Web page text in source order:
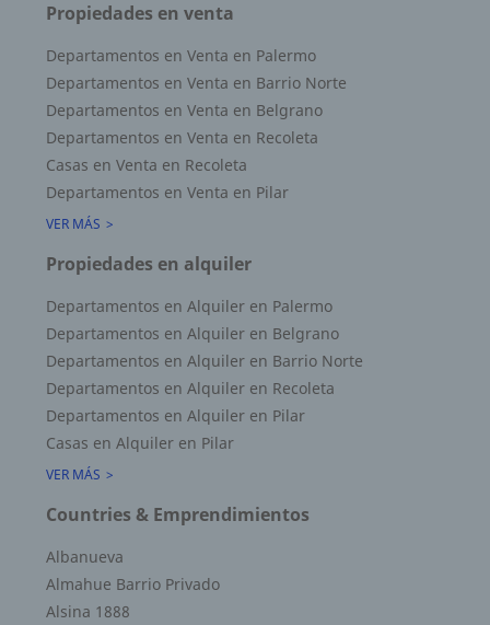
Superficie Terreno 0.00 M2
Superficie total del inmueble 34.00 M2
Cubierta: 34.00 M2
Semicubierta 0.00 M2
Propiedades en venta
Departamentos en Venta en Palermo
Departamentos en Venta en Barrio Norte
Departamentos en Venta en Belgrano
Departamentos en Venta en Recoleta
Casas en Venta en Recoleta
Departamentos en Venta en Pilar
VER MÁS
Propiedades en alquiler
Departamentos en Alquiler en Palermo
Departamentos en Alquiler en Belgrano
Departamentos en Alquiler en Barrio Norte
Departamentos en Alquiler en Recoleta
Departamentos en Alquiler en Pilar
Casas en Alquiler en Pilar
VER MÁS
Countries & Emprendimientos
Albanueva
Almahue Barrio Privado
Alsina 1888